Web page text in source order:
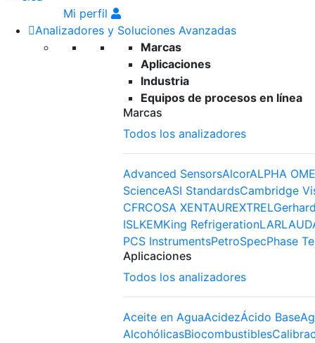
Mi perfil
Analizadores y Soluciones Avanzadas
Marcas
Aplicaciones
Industria
Equipos de procesos en línea
Marcas
Todos los analizadores
Advanced SensorsAlcorALPHA
ScienceASI StandardsCambridge
CFRCOSA XENTAUREXTREL
ISLKEMKing RefrigerationLAR
PCS InstrumentsPetroSpecPhase
Aplicaciones
Todos los analizadores
Aceite en AguaAcidezÁcido Base
AlcohólicasBiocombustibles